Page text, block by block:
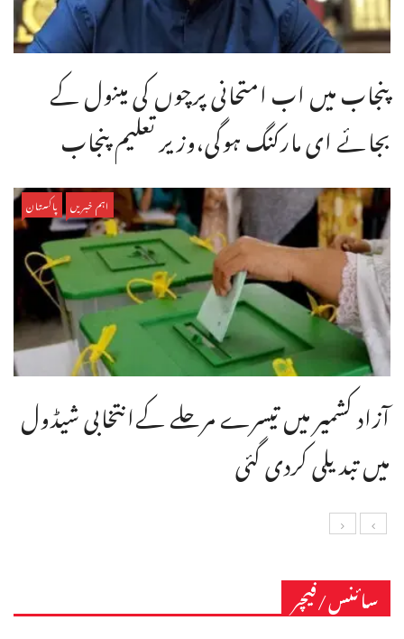
پنجاب میں اب امتحانی پرچوں کی مینول کے
بجائے ای مارکنگ ہوگی،وزیر تعلیم پنجاب
اہم خبریں پاکستان
آزاد کشمیر میں تیسرے مرحلے کےانتخابی شیڈول
میں تبدیلی کردی گئی
سائنس/فیچر